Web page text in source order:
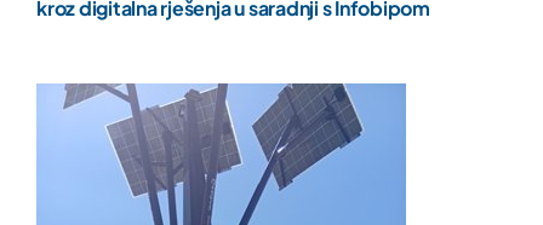
kroz digitalna rješenja u saradnji s Infobipom